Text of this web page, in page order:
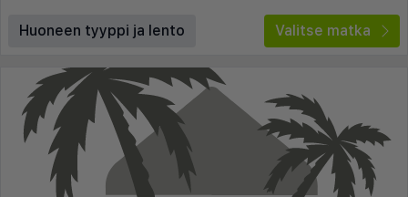
Huoneen tyyppi ja lento Valitse matka